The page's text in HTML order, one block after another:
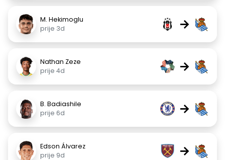
M. Hekimoglu
prije 3d
→
Nathan Zeze
prije 4d
→
B. Badiashile
prije 6d
→
Edson Álvarez
prije 9d
→